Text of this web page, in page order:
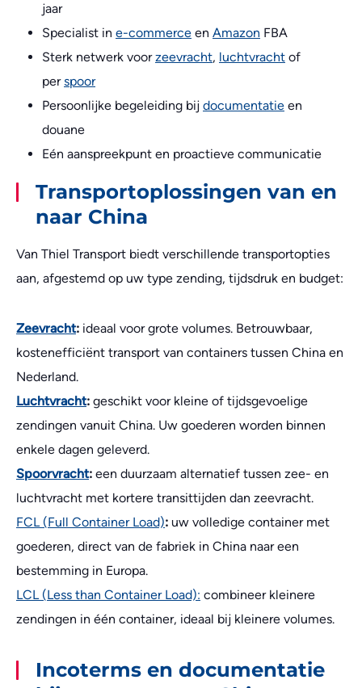
jaar
Specialist in e-commerce en Amazon FBA
Sterk netwerk voorzeevracht, luchtvracht of
perspoor
Persoonlijke begeleiding bij documentatie en
douane
Eén aanspreekpunt en proactieve communicatie
Transportoplossingen van en
naar China
Van Thiel Transport biedt verschillende transportopties
aan, afgestemd op uw type zending, tijdsdruk en budget:
Zeevracht: ideaal voor grote volumes. Betrouwbaar,
kostenefficiënt transport van containers tussen China en
Nederland.
Luchtvracht: geschikt voor kleine of tijdsgevoelige
zendingen vanuit China. Uw goederen worden binnen
enkele dagen geleverd.
Spoorvracht: een duurzaam alternatief tussen zee- en
luchtvracht met kortere transittijden dan zeevracht.
FCL (Full Container Load): uw volledige container met
goederen, direct van de fabriek in China naar een
bestemming in Europa.
LCL (Less than Container Load): combineer kleinere
zendingen in één container, ideaal bij kleinere volumes.
Incoterms en documentatie